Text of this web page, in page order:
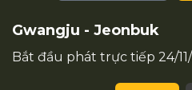
Gwangju - Jeonbuk
Bắt đầu phát trực tiếp 24/